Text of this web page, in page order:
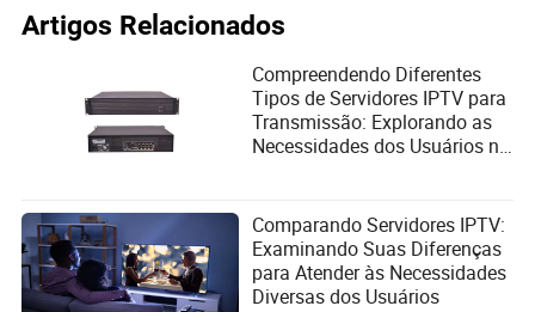
computação inteligente superando gargalos e avançando
em direção a um desenvolvimento de alta qualidade. Este
é o verdadeiro valor do resfriamento a líquido.
DJyanbao
Autor
Artigos Relacionados
Compreendendo Diferentes
Tipos de Servidores IPTV para
Transmissão: Explorando as
Necessidades dos Usuários na
Comparando Servidores IPTV:
Examinando Suas Diferenças
para Atender às Necessidades
Diversas dos Usuários